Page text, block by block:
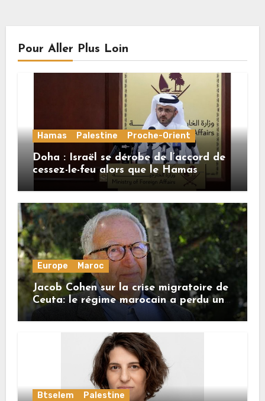
Pour Aller Plus Loin
Hamas Palestine Proche-Orient
Doha : Israël se dérobe de l’accord de
cessez-le-feu alors que le Hamas
honore ses engagements
Europe Maroc
Jacob Cohen sur la crise migratoire de
Ceuta: le régime marocain a perdu une
bonne part de sa crédibilité vis-à-vis
de l’Union européenne
Btselem Palestine